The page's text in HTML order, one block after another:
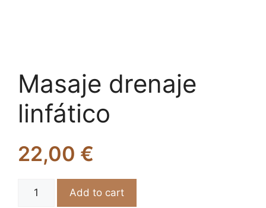
Masaje drenaje
linfático
22,00 €
Masaje
Add to cart